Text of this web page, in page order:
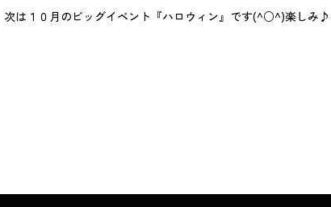
次は１０月のビッグイベント『ハロウィン』です(^○^)楽しみ♪